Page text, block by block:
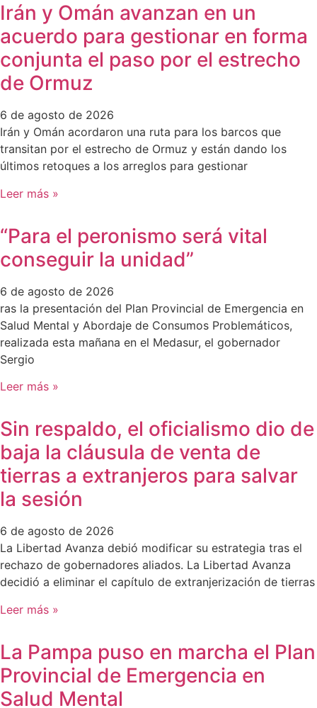
Irán y Omán avanzan en un
acuerdo para gestionar en forma
conjunta el paso por el estrecho
de Ormuz
6 de agosto de 2026
Irán y Omán acordaron una ruta para los barcos que
transitan por el estrecho de Ormuz y están dando los
últimos retoques a los arreglos para gestionar
Leer más »
“Para el peronismo será vital
conseguir la unidad”
6 de agosto de 2026
ras la presentación del Plan Provincial de Emergencia en
Salud Mental y Abordaje de Consumos Problemáticos,
realizada esta mañana en el Medasur, el gobernador
Sergio
Leer más »
Sin respaldo, el oficialismo dio de
baja la cláusula de venta de
tierras a extranjeros para salvar
la sesión
6 de agosto de 2026
La Libertad Avanza debió modificar su estrategia tras el
rechazo de gobernadores aliados. La Libertad Avanza
decidió a eliminar el capítulo de extranjerización de tierras
Leer más »
La Pampa puso en marcha el Plan
Provincial de Emergencia en
Salud Mental